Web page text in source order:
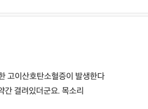
고이산호탄소혈증이 발생한다
결려있더군요. 목소리